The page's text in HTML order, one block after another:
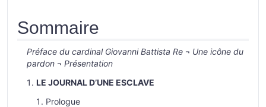
Sommaire
Préface du cardinal Giovanni Battista Re ¬ Une icône du
pardon ¬ Présentation
LE JOURNAL D’UNE ESCLAVE
Prologue